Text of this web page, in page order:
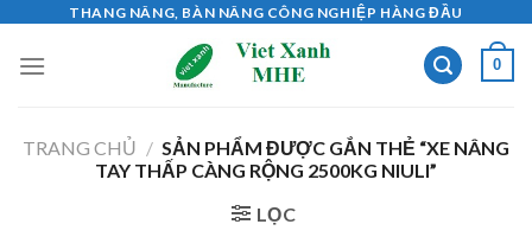
content
THANG NÂNG, BÀN NÂNG CÔNG NGHIỆP HÀNG ĐẦU
0
TRANG CHỦ / SẢN PHẨM ĐƯỢC GẮN THẺ “XE NÂNG
TAY THẤP CÀNG RỘNG 2500KG NIULI”
LỌC